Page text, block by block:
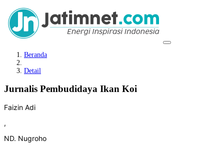
Beranda
Detail
Jurnalis Pembudidaya Ikan Koi
Faizin Adi
,
ND. Nugroho